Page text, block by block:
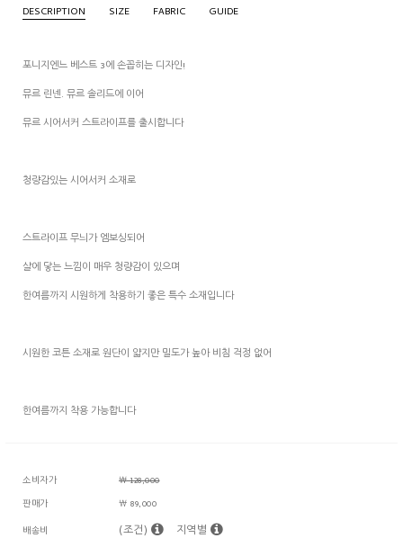
DESCRIPTION SIZE FABRIC GUIDE
포니지엔느 베스트 3에 손꼽히는 디자인!
뮤르 린넨. 뮤르 솔리드에 이어
뮤르 시어서커 스트라이프를 출시합니다
청량감있는 시어서커 소재로
스트라이프 무늬가 엠보싱되어
살에 닿는 느낌이 매우 청량감이 있으며
한여름까지 시원하게 착용하기 좋은 특수 소재입니다
시원한 코튼 소재로 원단이 얇지만 밀도가 높아 비침 걱정 없어
한여름까지 착용 가능합니다
소비자가
￦ 128,000
판매가
￦ 89,000
배송비
(조건) 지역별